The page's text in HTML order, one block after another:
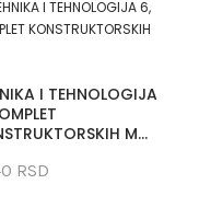
I TEHNOLOGIJA
M...
RSD